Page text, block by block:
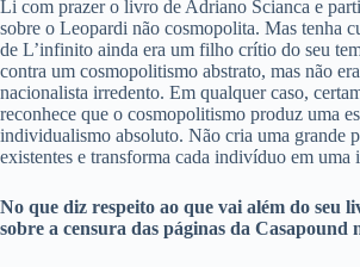
Li com prazer o livro de Adriano Scianca e
sobre o Leopardi não cosmopolita. Mas tenha
de L’infinito ainda era um filho crítio do seu
contra um cosmopolitismo abstrato, mas não
nacionalista irredento. Em qualquer caso,
reconhece que o cosmopolitismo produz uma
individualismo absoluto. Não cria uma grande
existentes e transforma cada indivíduo em uma
No que diz respeito ao que vai além do seu
sobre a censura das páginas da Casapound